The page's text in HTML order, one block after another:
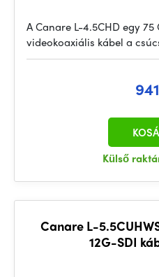
A Canare L-4.5CHD egy
videokoaxiális kábel a
Külső
Canare L-
12G-SDI